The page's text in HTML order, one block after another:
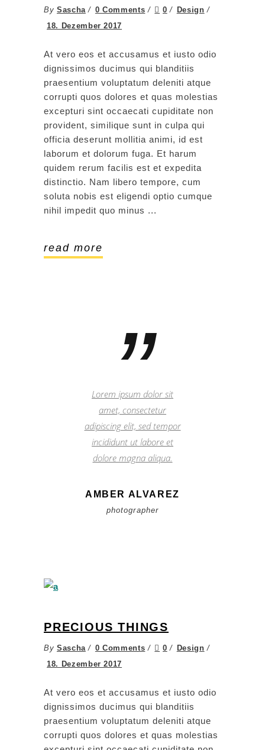
By Sascha 0 Comments 0
Design
18. Dezember 2017
At vero eos et accusamus et iusto odio
dignissimos ducimus qui blanditiis
praesentium voluptatum deleniti atque
corrupti quos dolores et quas molestias
excepturi sint occaecati cupiditate non
provident, similique sunt in culpa qui
officia deserunt mollitia animi, id est
laborum et dolorum fuga. Et harum
quidem rerum facilis est et expedita
distinctio. Nam libero tempore, cum
soluta nobis est eligendi optio cumque
nihil impedit quo minus
read more
”
Lorem ipsum dolor sit
amet, consectetur
adipiscing elit, sed tempor
incididunt ut labore et
dolore magna aliqua.
AMBER ALVAREZ
photographer
PRECIOUS THINGS
By Sascha 0 Comments 0
Design
18. Dezember 2017
At vero eos et accusamus et iusto odio
dignissimos ducimus qui blanditiis
praesentium voluptatum deleniti atque
corrupti quos dolores et quas molestias